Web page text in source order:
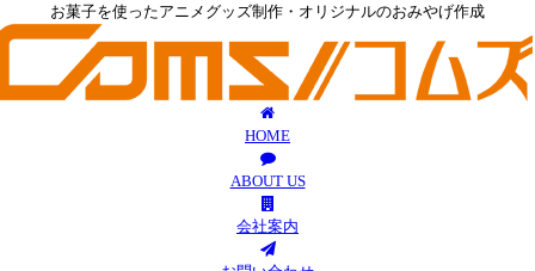
お菓子を使ったアニメグッズ制作・オリジナルのおみやげ作成
HOME
ABOUT US
会社案内